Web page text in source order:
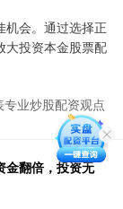
机会。通过选择正
大投资本金股票配
业炒股配资观点
金翻倍，投资无